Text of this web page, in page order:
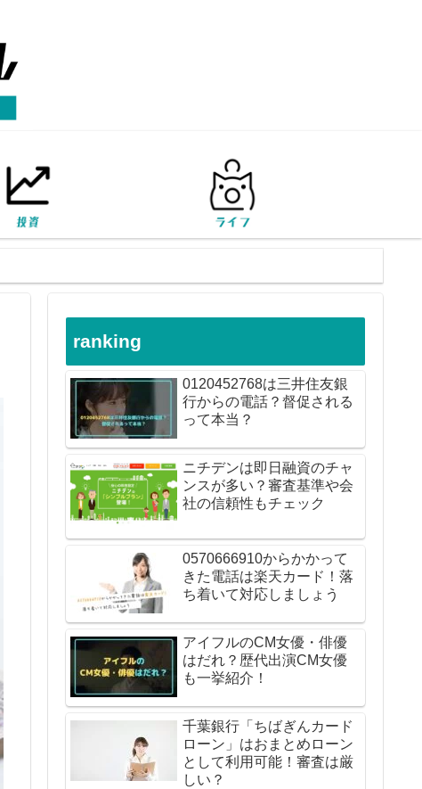
ranking
0120452768は三井住友銀
行からの電話？督促される
って本当？
ニチデンは即日融資のチャ
ンスが多い？審査基準や会
社の信頼性もチェック
0570666910からかかって
きた電話は楽天カード！落
ち着いて対応しましょう
アイフルのCM女優・俳優
はだれ？歴代出演CM女優
も一挙紹介！
千葉銀行「ちばぎんカード
ローン」はおまとめローン
として利用可能！審査は厳
しい？